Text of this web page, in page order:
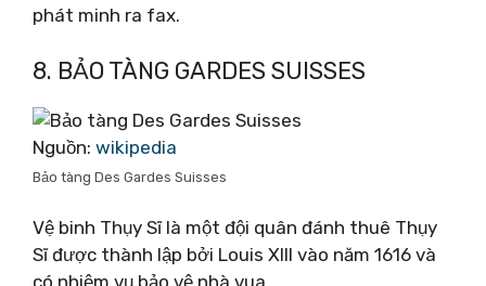
phát minh ra fax.
8. BẢO TÀNG GARDES SUISSES
Nguồn: wikipedia
Bảo tàng Des Gardes Suisses
Vệ binh Thụy Sĩ là một đội quân đánh thuê Thụy
Sĩ được thành lập bởi Louis XIII vào năm 1616 và
có nhiệm vụ bảo vệ nhà vua.